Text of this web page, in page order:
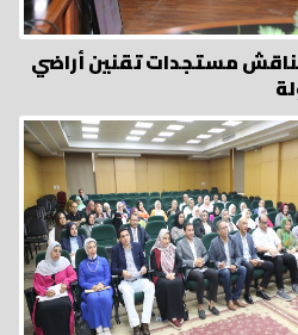
مستجدات تقنين أراضي